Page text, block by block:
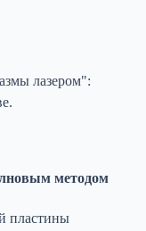
лазером":
методом
пластины